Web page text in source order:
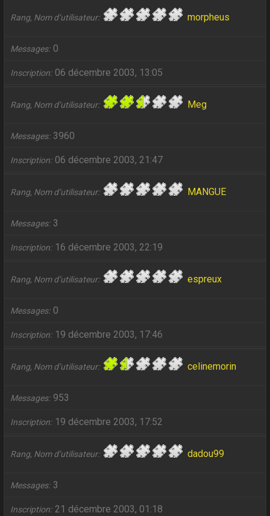
Rang, Nom d’utilisateur morpheus
Messages 0
Inscription 06 décembre 2003, 13:05
Rang, Nom d’utilisateur Meg
Messages 3960
Inscription 06 décembre 2003, 21:47
Rang, Nom d’utilisateur MANGUE
Messages 3
Inscription 16 décembre 2003, 22:19
Rang, Nom d’utilisateur espreux
Messages 0
Inscription 19 décembre 2003, 17:46
Rang, Nom d’utilisateur celinemorin
Messages 953
Inscription 19 décembre 2003, 17:52
Rang, Nom d’utilisateur dadou99
Messages 3
Inscription 21 décembre 2003, 01:18